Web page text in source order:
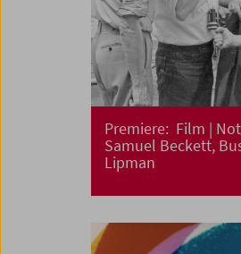
Premiere: Film |
Samuel Beckett,
Lipman